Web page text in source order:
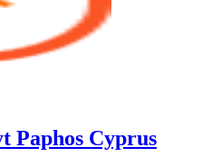
Paphos Cyprus